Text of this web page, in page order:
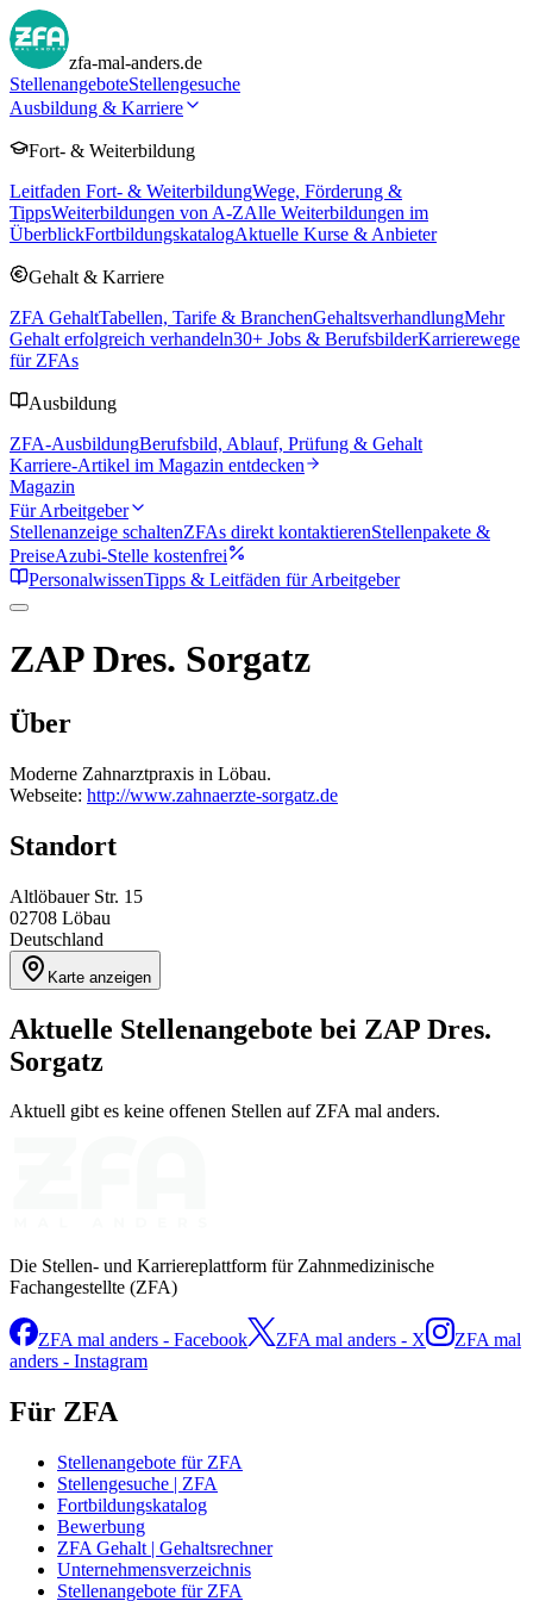
zfa-mal-anders.de
StellenangeboteStellengesuche
Ausbildung & Karriere
Fort- & Weiterbildung
Leitfaden Fort- & WeiterbildungWege, Förderung &
TippsWeiterbildungen von A-ZAlle Weiterbildungen im
ÜberblickFortbildungskatalogAktuelle Kurse & Anbieter
Gehalt & Karriere
ZFA GehaltTabellen, Tarife & BranchenGehaltsverhandlungMehr
Gehalt erfolgreich verhandeln30+ Jobs & BerufsbilderKarrierewege
für ZFAs
Ausbildung
ZFA-AusbildungBerufsbild, Ablauf, Prüfung & Gehalt
Karriere-Artikel im Magazin entdecken
Magazin
Für Arbeitgeber
Stellenanzeige schaltenZFAs direkt kontaktierenStellenpakete &
PreiseAzubi-Stelle kostenfrei
PersonalwissenTipps & Leitfäden für Arbeitgeber
ZAP Dres. Sorgatz
Über
Moderne Zahnarztpraxis in Löbau.
Webseite: http://www.zahnaerzte-sorgatz.de
Standort
Altlöbauer Str. 15
02708 Löbau
Deutschland
Karte anzeigen
Aktuelle Stellenangebote bei ZAP Dres.
Sorgatz
Aktuell gibt es keine offenen Stellen auf ZFA mal anders.
Die Stellen- und Karriereplattform für Zahnmedizinische
Fachangestellte (ZFA)
ZFA mal anders - Facebook ZFA mal anders - X
ZFA mal
anders - Instagram
Für ZFA
Stellenangebote für ZFA
Stellengesuche | ZFA
Fortbildungskatalog
Bewerbung
ZFA Gehalt | Gehaltsrechner
Unternehmensverzeichnis
Stellenangebote für ZFA